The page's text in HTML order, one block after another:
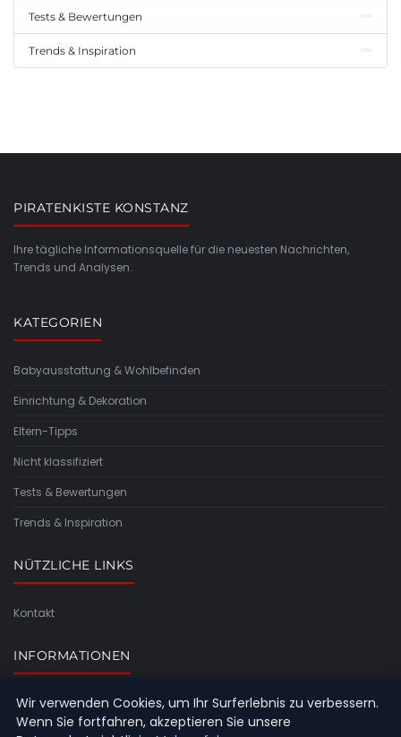
Tests & Bewertungen
Trends & Inspiration
PIRATENKISTE KONSTANZ
Ihre tägliche Informationsquelle für die neuesten Nachrichten,
Trends und Analysen.
KATEGORIEN
Babyausstattung & Wohlbefinden
Einrichtung & Dekoration
Eltern-Tipps
Nicht klassifiziert
Tests & Bewertungen
Trends & Inspiration
NÜTZLICHE LINKS
Kontakt
INFORMATIONEN
Seitenübersicht
Wir verwenden Cookies, um Ihr Surferlebnis zu verbessern.
Wenn Sie fortfahren, akzeptieren Sie unsere